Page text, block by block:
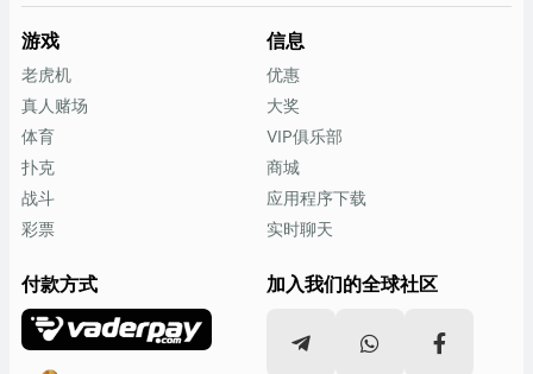
游戏
老虎机
真人赌场
体育
扑克
战斗
彩票
信息
优惠
大奖
VIP俱乐部
商城
应用程序下载
实时聊天
付款方式 加入我们的全球社区